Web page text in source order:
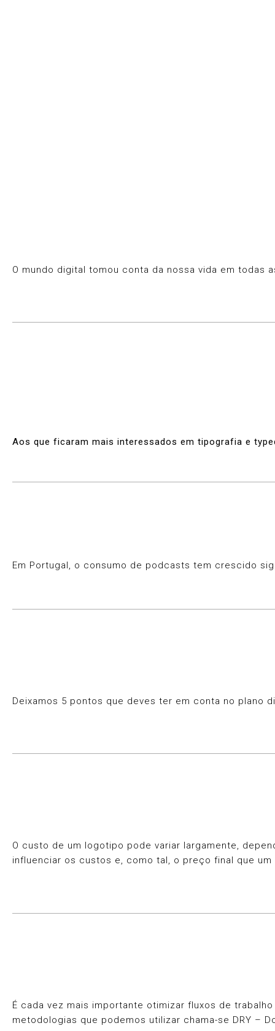
O mundo digital tomou conta da nossa vida em todas
Aos que ficaram mais interessados em tipografia e
Em Portugal, o consumo de podcasts tem crescido
Deixamos 5 pontos que deves ter em conta no plano
O custo de um logotipo pode variar largamente,
influenciar os custos e, como tal, o preço final que
É cada vez mais importante otimizar fluxos de
metodologias que podemos utilizar chama-se DRY –